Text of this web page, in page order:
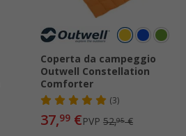
Coperta da campeggio
Outwell Constellation
Comforter
(3)
37,99 €PVP 52,95€